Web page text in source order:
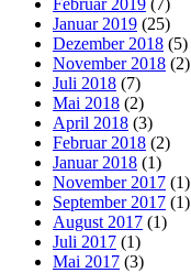
Februar 2019 (7)
Januar 2019 (25)
Dezember 2018 (5)
November 2018 (2)
Juli 2018 (7)
Mai 2018 (2)
April 2018 (3)
Februar 2018 (2)
Januar 2018 (1)
November 2017 (1)
September 2017 (1)
August 2017 (1)
Juli 2017 (1)
Mai 2017 (3)